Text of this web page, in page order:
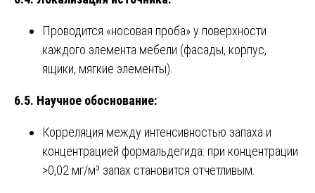
Проводится «носовая проба» у поверхности
каждого элемента мебели (фасады, корпус,
ящики, мягкие элементы).
6.5. Научное обоснование:
Корреляция между интенсивностью запаха и
концентрацией формальдегида: при концентрации
>0,02 мг/м³ запах становится отчетливым.